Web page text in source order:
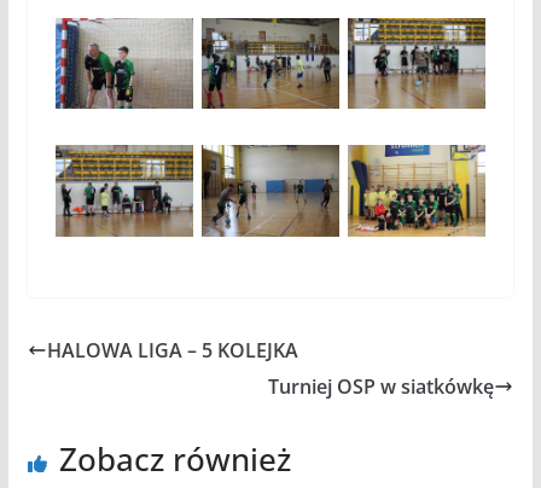
HALOWA LIGA – 5 KOLEJKA
Turniej OSP w siatkówkę
Zobacz również